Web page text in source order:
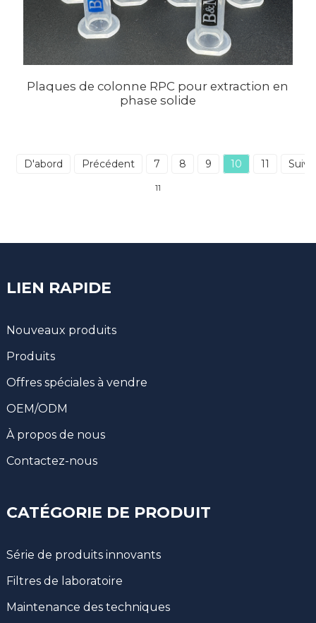
Plaques de colonne RPC pour extraction en
phase solide
D'abord Précédent 7 8 9 10 11
11
LIEN RAPIDE
Nouveaux produits
Produits
Offres spéciales à vendre
OEM/ODM
À propos de nous
Contactez-nous
CATÉGORIE DE PRODUIT
Série de produits innovants
Filtres de laboratoire
Maintenance des techniques